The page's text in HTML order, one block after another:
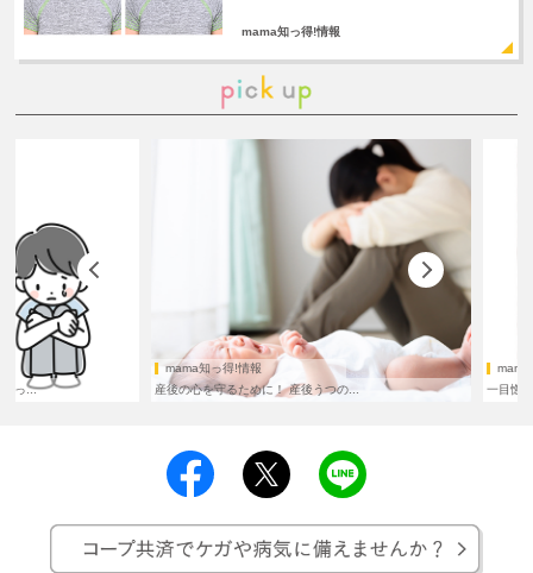
mama知っ得!情報
mama知っ得!情報
産後の心を守るために！ 産後うつの...
mamaとマンガ
一目惚れのランド